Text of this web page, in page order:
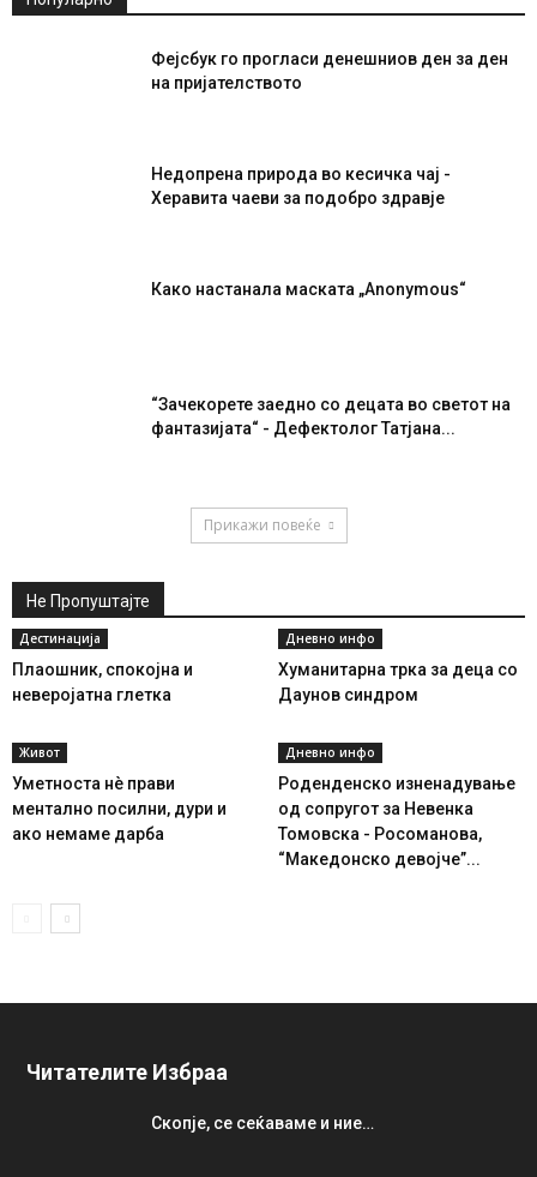
Фејсбук го прогласи денешниов ден за ден
на пријателството
Недопрена природа во кесичка чај -
Херавита чаеви за подобро здравје
Како настанала маската „Anonymous“
“Зачекорете заедно со децата во светот на
фантазијата“ - Дефектолог Татјана...
Прикажи повеќе
Не Пропуштајте
Дестинација
Плаошник, спокојна и
неверојатна глетка
Дневно инфо
Хуманитарна трка за деца со
Даунов синдром
Живот
Уметноста нè прави
ментално посилни, дури и
ако немаме дарба
Дневно инфо
Роденденско изненадување
од сопругот за Невенка
Томовска - Росоманова,
“Македонско девојче”...
Читателите Избраа
Скопје, се сеќаваме и ние…